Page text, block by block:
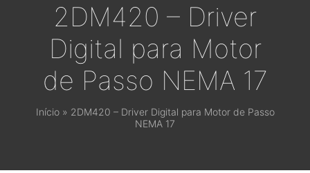
2DM420 – Driver
Digital para Motor
de Passo NEMA 17
Início» 2DM420 – Driver Digital para Motor de Passo
NEMA 17